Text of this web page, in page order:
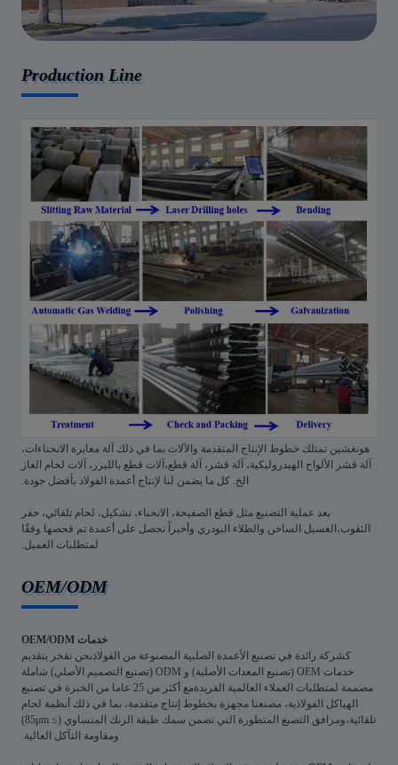
Production Line
هونغشين تمتلك خطوط الإنتاج المتقدمة والآلات بما في ذلك آلة معايرة الانحناءات،
آلة قشر الألواح الهيدروليكية، آلة قشر، آلة قطع،آلات قطع بالليزر، آلات لحام الغاز
الخ. كل ما يضمن لنا لإنتاج أعمدة الفولاذ بأفضل جودة.
بعد عملية التصنيع مثل قطع الصفيحة، الانحناء، تشكيل، لحام تلقائي، حفر
الثقوب،الغسيل الساخن والطلاء البودري وأخيراً نحصل على أعمدة تم فحصها وفقًا
لمتطلبات العميل.
OEM/ODM
خدمات OEM/ODM
كشركة رائدة في تصنيع الأعمدة الصلبية المصنوعة من الفولاذنحن نفخر بتقديم
خدمات OEM (تصنيع المعدات الأصلية) و ODM (تصنيع التصميم الأصلي) شاملة
مصممة لمتطلبات العملاء العالمية الفريدةمع أكثر من 25 عاما من الخبرة في تصنيع
الهياكل الفولاذية، مصنعنا مجهزة بخطوط إنتاج متقدمة، بما في ذلك أنظمة لحام
تلقائية،ومرافق التصبغ المتطورة التي تضمن سمك طبقة الزنك المتساوي (≥ 85μm)
ومقاومة التآكل العالية.